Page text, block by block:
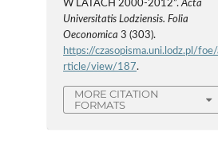
W LATACH 2000-2012”.Acta
Universitatis Lodziensis. Folia
Oeconomica 3 (303).
https://czasopisma.uni.lodz.pl/foe/
rticle/view/187.
MORE CITATION
FORMATS